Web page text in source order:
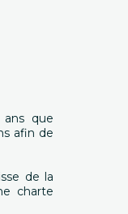
que
afin de
de la
charte